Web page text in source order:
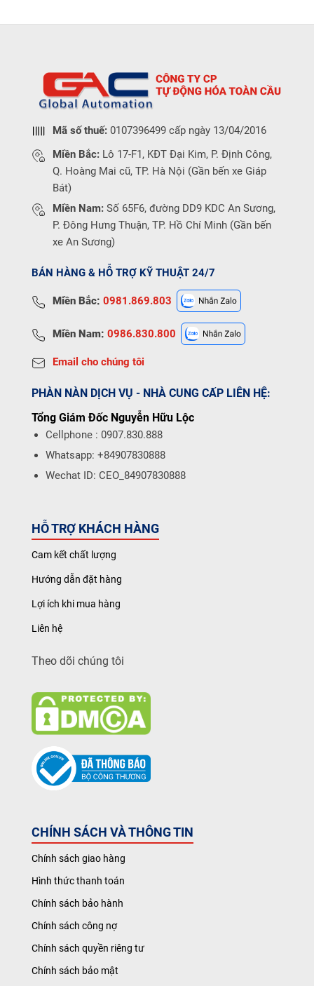
Mã số thuế: 0107396499 cấp ngày 13/04/2016
Miền Bắc: Lô 17-F1, KĐT Đại Kim, P. Định Công,
Q. Hoàng Mai cũ, TP. Hà Nội (Gần bến xe Giáp
Bát)
Miền Nam: Số 65F6, đường DD9 KDC An Sương,
P. Đông Hưng Thuận, TP. Hồ Chí Minh (Gần bến
xe An Sương)
BÁN HÀNG & HỖ TRỢ KỸ THUẬT 24/7
Miền Bắc: 0981.869.803
Miền Nam: 0986.830.800
Email cho chúng tôi
PHÀN NÀN DỊCH VỤ - NHÀ CUNG CẤP LIÊN HỆ:
Tổng Giám Đốc Nguyễn Hữu Lộc
Cellphone : 0907.830.888
Whatsapp: +84907830888
Wechat ID: CEO_84907830888
HỖ TRỢ KHÁCH HÀNG
Cam kết chất lượng
Hướng dẫn đặt hàng
Lợi ích khi mua hàng
Liên hệ
Theo dõi chúng tôi
CHÍNH SÁCH VÀ THÔNG TIN
Chính sách giao hàng
Hình thức thanh toán
Chính sách bảo hành
Chính sách công nợ
Chính sách quyền riêng tư
Chính sách bảo mật